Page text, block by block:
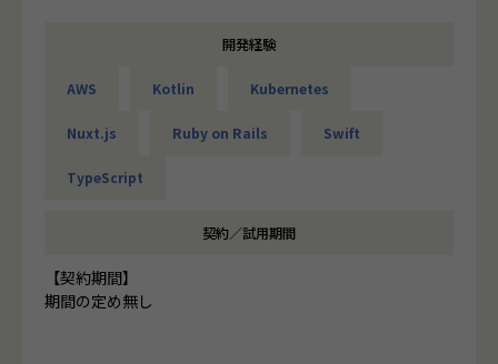
開発経験
AWS Kotlin Kubernetes
Nuxt.js Ruby on Rails Swift
TypeScript
契約／試用期間
【契約期間】
期間の定め無し